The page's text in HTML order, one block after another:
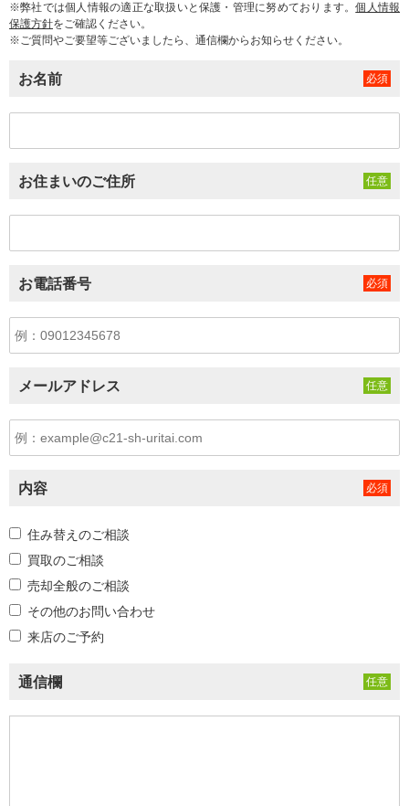
※弊社では個人情報の適正な取扱いと保護・管理に努めております。個人情報
保護方針をご確認ください。
※ご質問やご要望等ございましたら、通信欄からお知らせください。
お名前
お住まいのご住所
お電話番号
メールアドレス
内容
住み替えのご相談
買取のご相談
売却全般のご相談
その他のお問い合わせ
来店のご予約
通信欄